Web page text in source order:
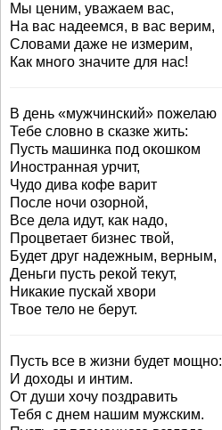
Мы ценим, уважаем вас,
На вас надеемся, в вас верим,
Словами даже не измерим,
Как много значите для нас!
В день «мужчинский» пожелаю
Тебе словно в сказке жить:
Пусть машинка под окошком
Иностранная урчит,
Чудо дива кофе варит
После ночи озорной,
Все дела идут, как надо,
Процветает бизнес твой,
Будет друг надежным, верным,
Деньги пусть рекой текут,
Никакие пускай хвори
Твое тело не берут.
Пусть все в жизни будет мощно:
И доходы и интим.
От души хочу поздравить
Тебя с днем нашим мужским.